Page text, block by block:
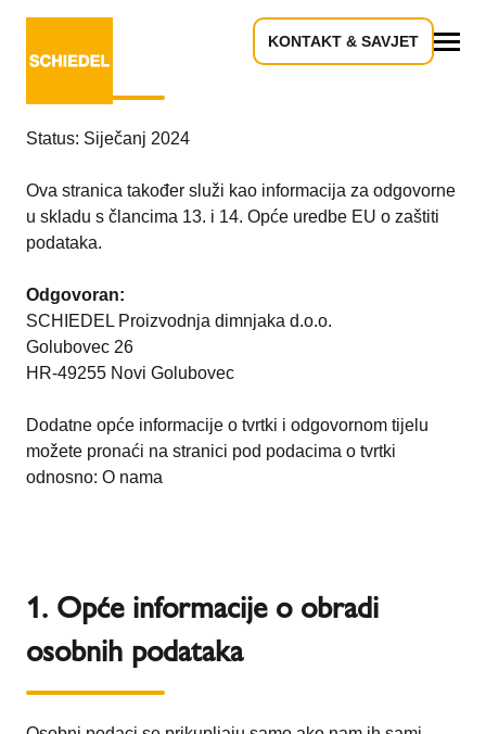
KONTAKT & SAVJET
Zaštita podataka
Status: Siječanj 2024
Ova stranica također služi kao informacija za odgovorne
u skladu s člancima 13. i 14. Opće uredbe EU o zaštiti
podataka.
Odgovoran:
SCHIEDEL Proizvodnja dimnjaka d.o.o.
Golubovec 26
HR-49255 Novi Golubovec
Dodatne opće informacije o tvrtki i odgovornom tijelu
možete pronaći na stranici pod podacima o tvrtki
odnosno: O nama
1. Opće informacije o obradi
osobnih podataka